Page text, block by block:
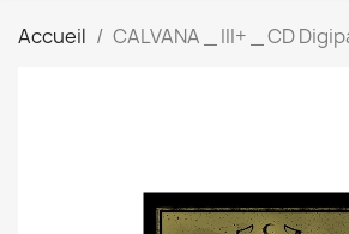
Accueil CALVANA _ III+ _ CD